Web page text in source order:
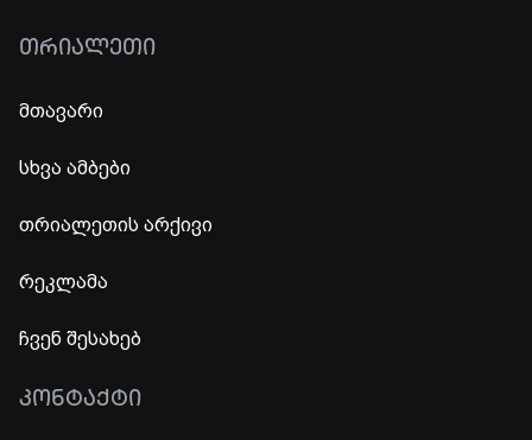
ᲗᲠᲘᲐᲚᲔᲗᲘ
მთავარი
სხვა ამბები
თრიალეთის არქივი
რეკლამა
ჩვენ შესახებ
ᲙᲝᲜᲢᲐᲥᲢᲘ